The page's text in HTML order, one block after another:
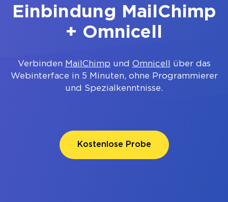
Einbindung MailChimp
+ Omnicell
Verbinden MailChimp und Omnicell
über das
Webinterface in 5 Minuten, ohne Programmierer
und Spezialkenntnisse.
Kostenlose Probe